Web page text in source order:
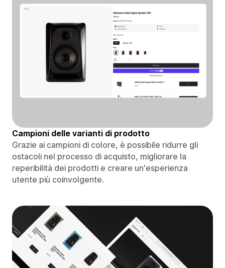
Campioni delle varianti di prodotto
Grazie ai campioni di colore, è possibile ridurre gli
ostacoli nel processo di acquisto, migliorare la
reperibilità dei prodotti e creare un'esperienza
utente più coinvolgente.